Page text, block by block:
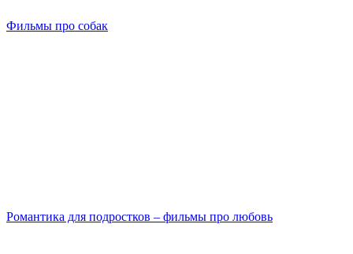
Фильмы про собак
Романтика для подростков – фильмы про любовь